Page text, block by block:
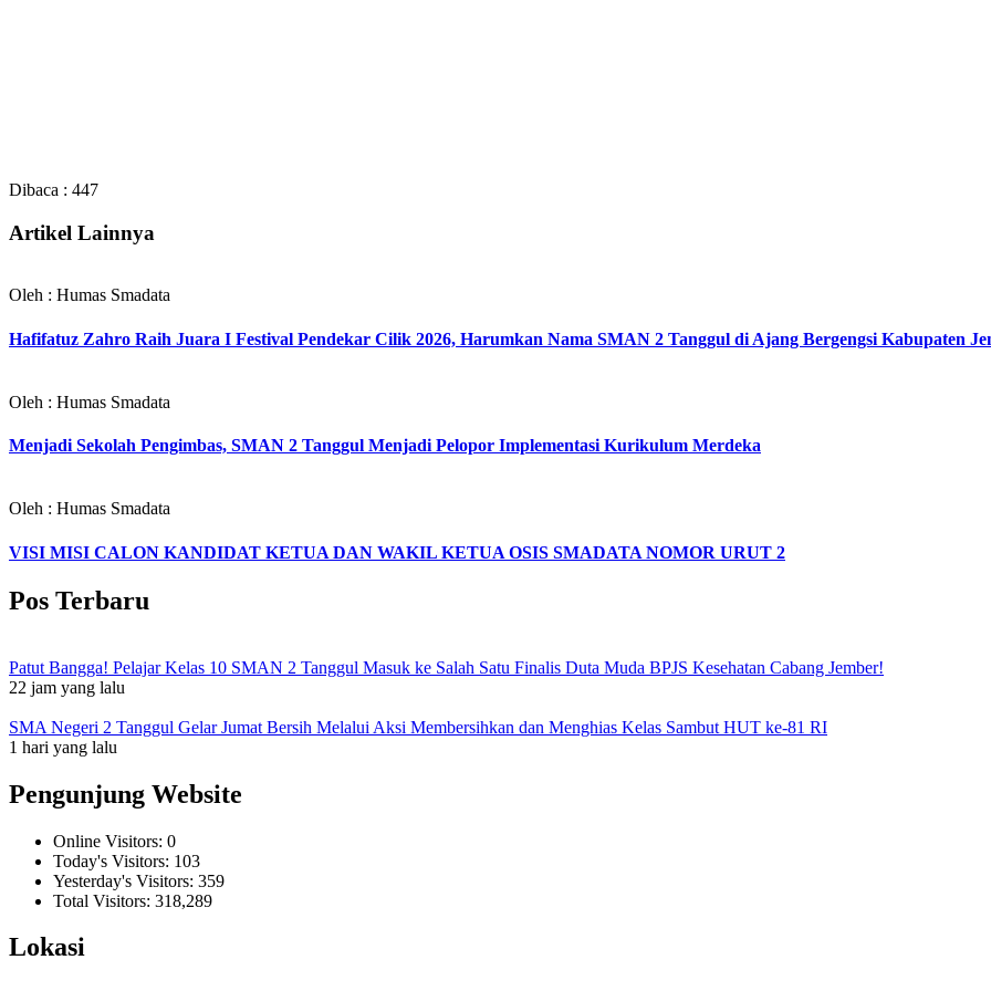
Dibaca : 447
Artikel Lainnya
Oleh : Humas Smadata
Hafifatuz Zahro Raih Juara I Festival Pendekar Cilik 2026, Harumkan Nama SMAN 2 Tanggul di Ajang Bergengsi Kabupaten
Oleh : Humas Smadata
Menjadi Sekolah Pengimbas, SMAN 2 Tanggul Menjadi Pelopor Implementasi Kurikulum Merdeka
Oleh : Humas Smadata
VISI MISI CALON KANDIDAT KETUA DAN WAKIL KETUA OSIS SMADATA NOMOR URUT 2
Pos Terbaru
Patut Bangga! Pelajar Kelas 10 SMAN 2 Tanggul Masuk ke Salah Satu Finalis Duta Muda BPJS Kesehatan Cabang Jember!
22 jam yang lalu
SMA Negeri 2 Tanggul Gelar Jumat Bersih Melalui Aksi Membersihkan dan Menghias Kelas Sambut HUT ke-81 RI
1 hari yang lalu
Pengunjung Website
Online Visitors: 0
Today's Visitors: 103
Yesterday's Visitors: 359
Total Visitors: 318,289
Lokasi